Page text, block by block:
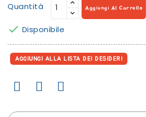
Quantità Aggiungi Al Carrello
 Disponibile
AGGIUNGI ALLA LISTA DEI DESIDERI